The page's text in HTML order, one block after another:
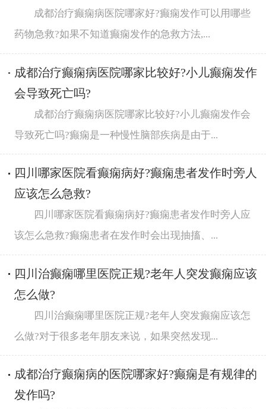
成都治疗癫痫病医院哪家好?癫痫发作可以用哪些
药物急救?如果不知道癫痫发作的急救方法,...
成都治疗癫痫病医院哪家比较好?小儿癫痫发作
会导致死亡吗?
成都治疗癫痫病医院哪家比较好?小儿癫痫发作会
导致死亡吗?癫痫是一种慢性脑部疾病是由于...
四川哪家医院看癫痫病好?癫痫患者发作时旁人
应该怎么急救?
四川哪家医院看癫痫病好?癫痫患者发作时旁人应
该怎么急救?癫痫患者在发作时会出现抽搐、...
四川治癫痫哪里医院正规?老年人突发癫痫应该
怎么做?
四川治癫痫哪里医院正规?老年人突发癫痫应该怎
么做?对于很多老年朋友来说，如果突然发现...
成都治疗癫痫病的医院哪家好?癫痫是有规律的
发作吗?